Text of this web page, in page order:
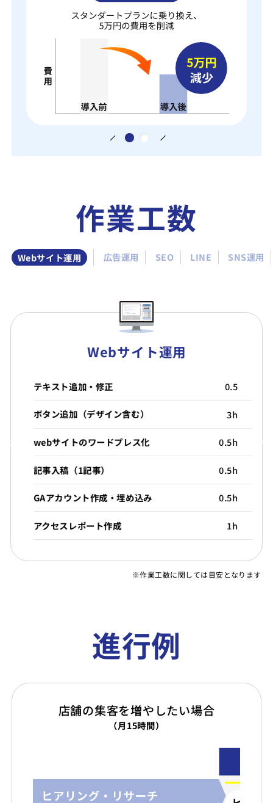
作業工数
Webサイト運用 広告運用 SEO LINE SNS運用
Webサイト運用
テキスト追加・修正 0.5
ボタン追加（デザイン含む） 3h
webサイトのワードプレス化 0.5h
記事入稿（1記事） 0.5h
GAアカウント作成・埋め込み 0.5h
アクセスレポート作成 1h
※作業工数に関しては目安となります
進行例
店舗の集客を増やしたい場合
（月15時間）